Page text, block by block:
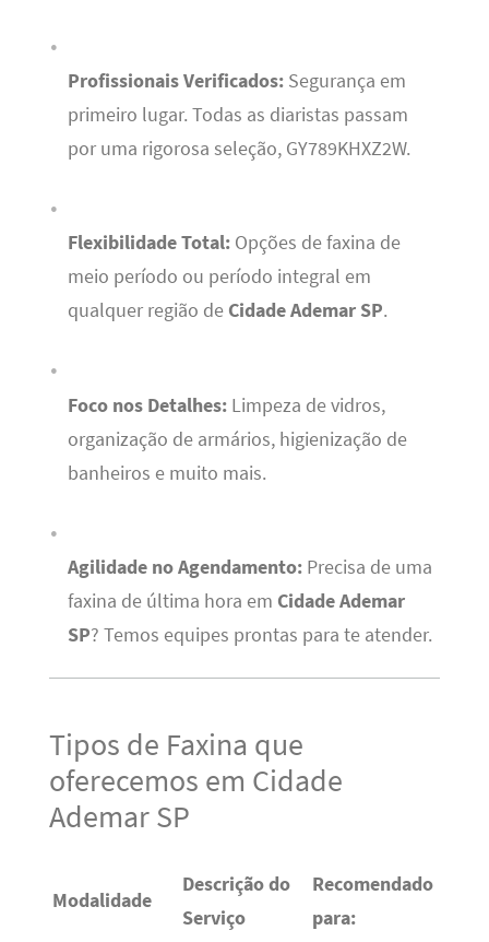
Profissionais Verificados:Segurança em
primeiro lugar. Todas as diaristas passam
por uma rigorosa seleção, GY789KHXZ2W.
Flexibilidade Total:Opções de faxina de
meio período ou período integral em
qualquer região de Cidade Ademar SP.
Foco nos Detalhes:Limpeza de vidros,
organização de armários, higienização de
banheiros e muito mais.
Agilidade no Agendamento:Precisa de uma
faxina de última hora em Cidade Ademar
SP? Temos equipes prontas para te atender.
Tipos de Faxina que
oferecemos em Cidade
Ademar SP
Modalidade
Descrição do
Serviço
Recomendado
para: